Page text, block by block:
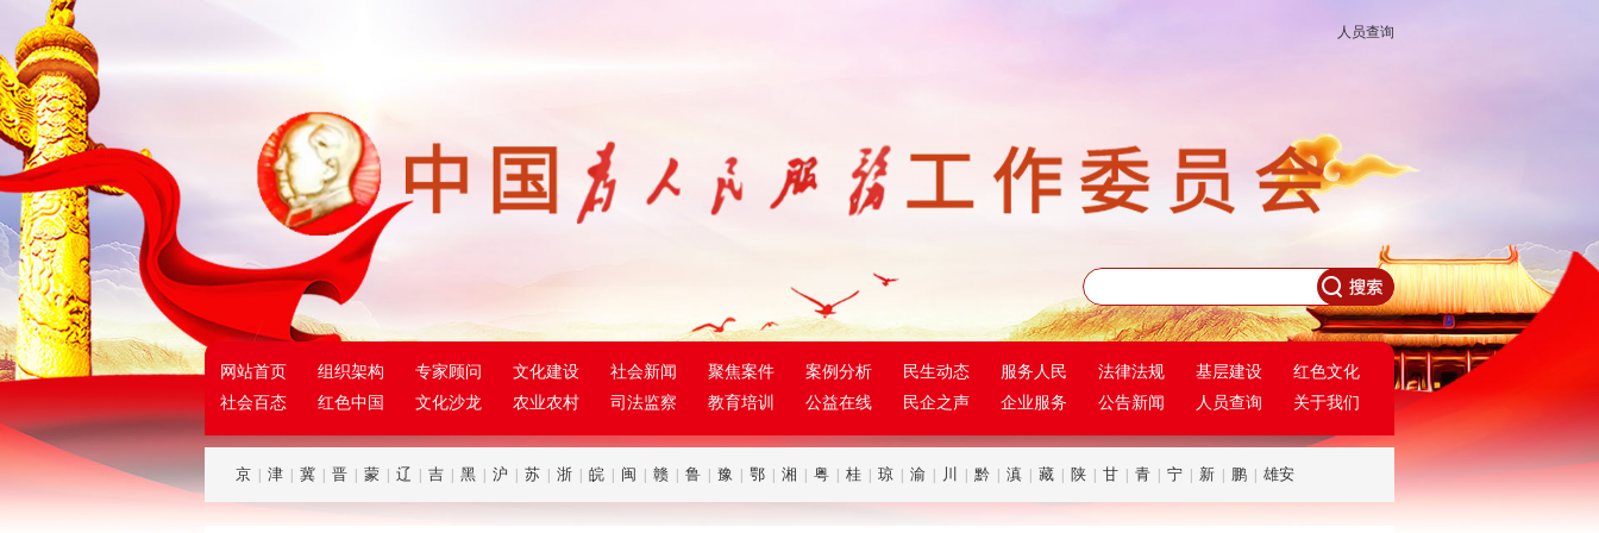
人员查询
网站首页 组织架构 专家顾问 文化建设 社会新闻 聚焦案件 案例分析 民生动态 服务人民 法律法规 基层建设
红色文化
社会百态
红色中国 文化沙龙 农业农村 司法监察 教育培训 公益在线 民企之声 企业服务 公告新闻 人员查询 关于我们
京 | 津 | 冀 | 晋 | 蒙 | 辽 | 吉 | 黑 | 沪 | 苏 | 浙 | 皖 | 闽 | 赣 | 鲁 | 豫 | 鄂 | 湘 | 粤 | 桂 | 琼 | 渝 | 川 | 黔 | 滇 | 藏 | 陕 | 甘 | 青 | 宁 | 新 | 鹏 | 雄安